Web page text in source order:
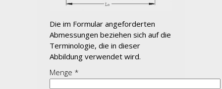
Die im Formular angeforderten
Abmessungen beziehen sich auf die
Terminologie, die in dieser
Abbildung verwendet wird.
Menge *